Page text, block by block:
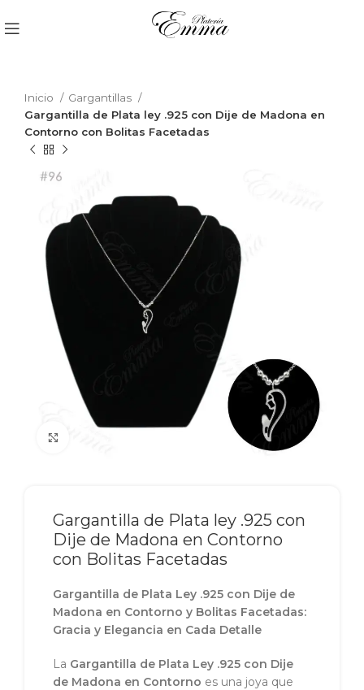
Inicio
Gargantillas
Gargantilla de Plata ley .925 con Dije de Madona en
Contorno con Bolitas Facetadas
Gargantilla de Plata ley .925 con
Dije de Madona en Contorno
con Bolitas Facetadas
Gargantilla de Plata Ley .925 con Dije de
Madona en Contorno y Bolitas Facetadas:
Gracia y Elegancia en Cada Detalle
La Gargantilla de Plata Ley .925 con Dije
de Madona en Contorno es una joya que